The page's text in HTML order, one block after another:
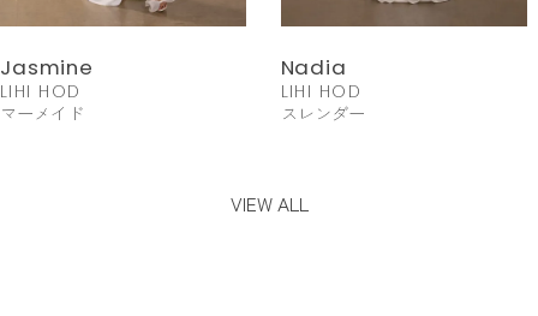
Jasmine
LIHI HOD
マーメイド
Nadia
LIHI HOD
スレンダー
VIEW ALL